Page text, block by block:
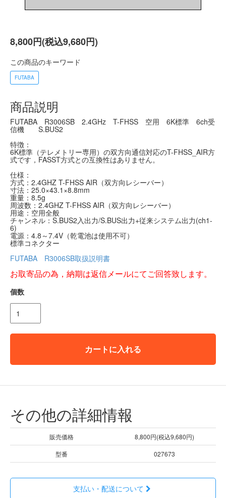
8,800円(税込9,680円)
この商品のキーワード
FUTABA
商品説明
FUTABA R3006SB 2.4GHz T-FHSS 空用 6K標準 6ch受
信機 S.BUS2
特徴：
6K標準（テレメトリー専用）の双方向通信対応のT-FHSS_AIR方
式です，FASST方式との互換性はありません。
仕様：
方式：2.4GHZ T-FHSS AIR（双方向レシーバー）
寸法：25.0×43.1×8.8mm
重量：8.5g
周波数：2.4GHZ T-FHSS AIR（双方向レシーバー）
用途：空用全般
チャンネル：S.BUS2入出力/S.BUS出力+従来システム出力(ch1-
6)
電源：4.8～7.4V（乾電池は使用不可）
標準コネクター
FUTABA R3006SB取扱説明書
お取寄品の為，納期は返信メールにてご回答致します。
個数
カートに入れる
その他の詳細情報
販売価格
8,800円(税込9,680円)
型番
027673
支払い・配送について